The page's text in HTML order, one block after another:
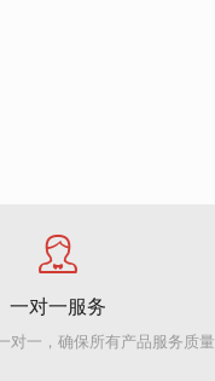
一对一服务
对一，确保所有产品服务质量